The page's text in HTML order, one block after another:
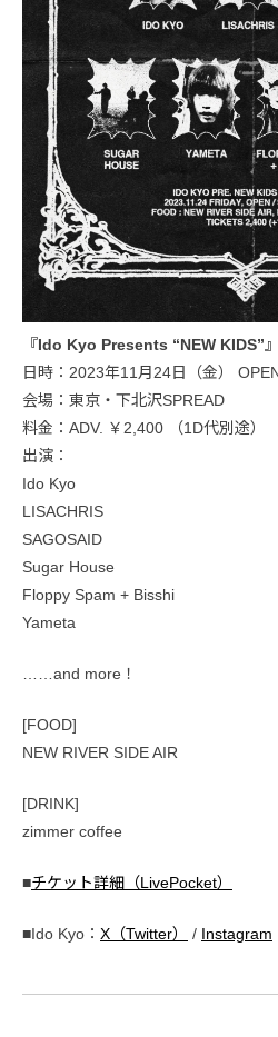
『Ido Kyo Presents “NEW KIDS”』
日時：2023年11月24日（金）
会場：東京・下北沢SPREAD
料金：ADV. ￥2,400 （1D代別途）
出演：
Ido Kyo
LISACHRIS
SAGOSAID
Sugar House
Floppy Spam + Bisshi
Yameta
……and more！
[FOOD]
NEW RIVER SIDE AIR
[DRINK]
zimmer coffee
■チケット詳細（LivePocket）
■Ido Kyo： X（Twitter） / Instagram